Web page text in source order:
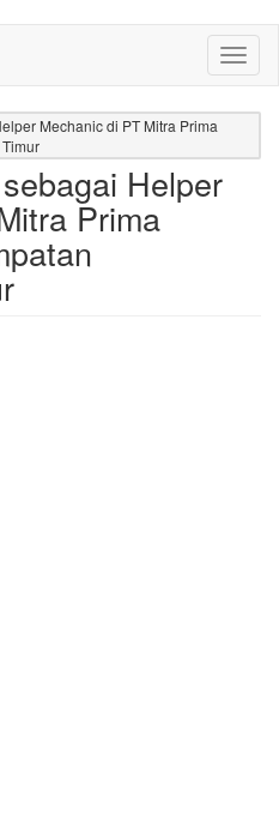
Mechanic di PT Mitra Prima
Helper
Prima